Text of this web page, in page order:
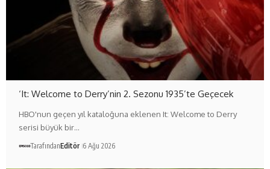
‘It: Welcome to Derry’nin 2. Sezonu 1935’te Geçecek
HBO'nun geçen yıl kataloğuna eklenen It: Welcome to Derry
serisi büyük bir…
TarafındanEditör 6 Ağu 2026